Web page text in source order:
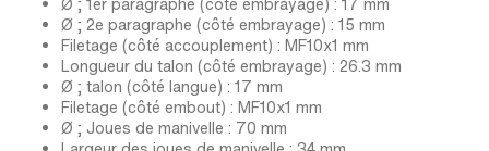
Ø ; 2e paragraphe (côté embrayage) : 15 mm
Filetage (côté accouplement) : MF10x1 mm
Longueur du talon (côté embrayage) : 26.3 mm
Ø ; talon (côté langue) : 17 mm
Filetage (côté embout) : MF10x1 mm
Ø ; Joues de manivelle : 70 mm